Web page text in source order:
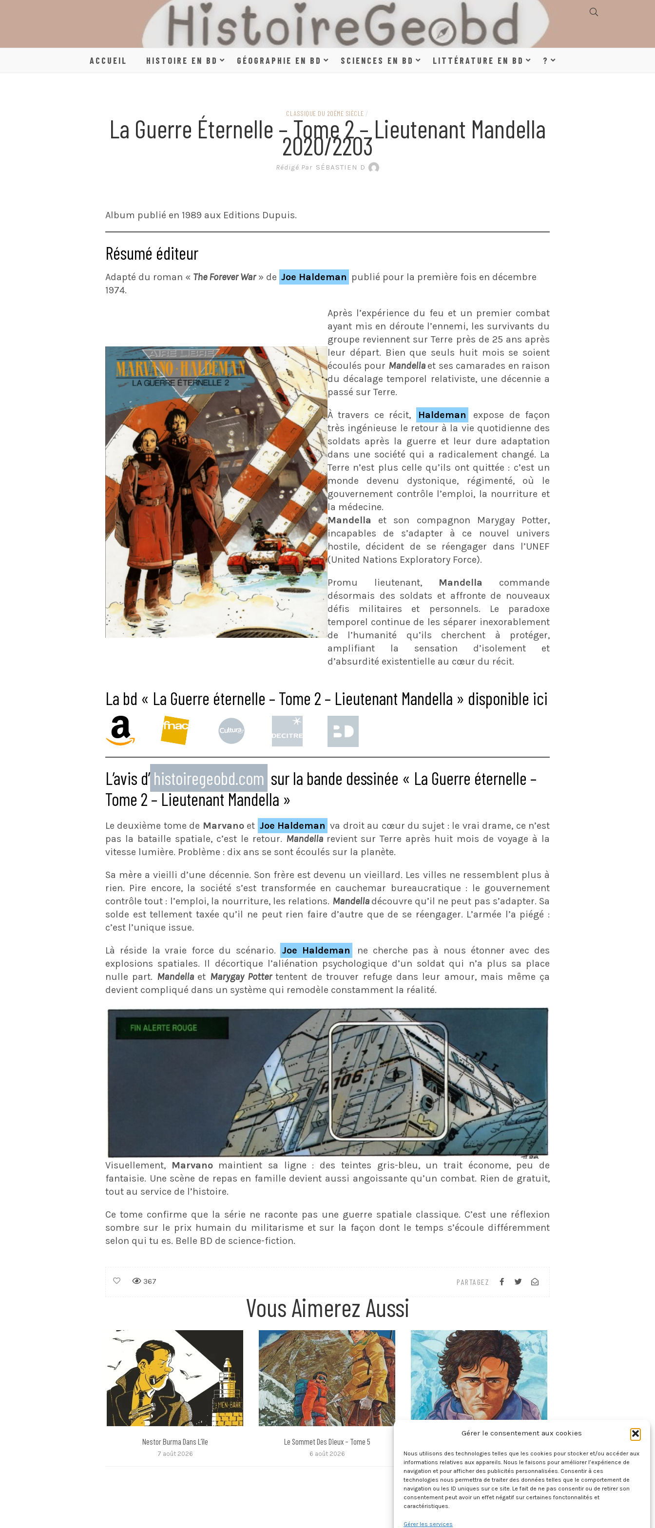
Gérer le consentement aux cookies
Nous utilisons des technologies telles que les cookies pour stocker et/ou accéder aux
informations relatives aux appareils. Nous le faisons pour améliorer l’expérience de
navigation et pour afficher des publicités personnalisées. Consentir à ces
technologies nous permettra de traiter des données telles que le comportement de
navigation ou les ID uniques sur ce site. Le fait de ne pas consentir ou de retirer son
consentement peut avoir un effet négatif sur certaines fonctonnalités et
caractéristiques.
Gérer les services
HISTOIRE, GÉOGRAPHIE,
SCIENCES, LITTÉRATURE
EN BANDE DESSINÉE
ACCUEIL HISTOIRE EN BD GÉOGRAPHIE EN BD SCIENCES EN BD LITTÉRATURE EN BD ?
CLASSIQUE DU 20ÈME SIÈCLE /
La Guerre Éternelle – Tome 2 – Lieutenant Mandella
2020/2203
Rédigé Par SÉBASTIEN D
Album publié en 1989 aux Editions Dupuis.
Résumé éditeur
Adapté du roman « The Forever War» de Joe Haldeman publié pour la première fois en décembre
1974.
Après l’expérience du feu et un premier combat
ayant mis en déroute l’ennemi, les survivants du
groupe reviennent sur Terre près de 25 ans après
leur départ. Bien que seuls huit mois se soient
écoulés pour Mandella et ses camarades en raison
du décalage temporel relativiste, une décennie a
passé sur Terre.
À travers ce récit, Haldeman
expose de façon
très ingénieuse le retour à la vie quotidienne des
soldats après la guerre et leur dure adaptation
dans une société qui a radicalement changé. La
Terre n’est plus celle qu’ils ont quittée : c’est un
monde devenu dystonique, régimenté, où le
gouvernement contrôle l’emploi, la nourriture et
la médecine.
Mandella et son compagnon Marygay Potter,
incapables de s’adapter à ce nouvel univers
hostile, décident de se réengager dans l’UNEF
(United Nations Exploratory Force).
Promu lieutenant, Mandella commande
désormais des soldats et affronte de nouveaux
défis militaires et personnels. Le paradoxe
temporel continue de les séparer inexorablement
de l’humanité qu’ils cherchent à protéger,
amplifiant la sensation d’isolement et
d’absurdité existentielle au cœur du récit.
La bd « La Guerre éternelle – Tome 2 – Lieutenant Mandella » disponible ici
L’avis d’ histoiregeobd.com sur la bande dessinée « La Guerre éternelle –
Tome 2 – Lieutenant Mandella »
Le deuxième tome de Marvano et Joe Haldeman va droit au cœur du sujet : le vrai drame, ce n’est
pas la bataille spatiale, c’est le retour. Mandella revient sur Terre après huit mois de voyage à la
vitesse lumière. Problème : dix ans se sont écoulés sur la planète.
Sa mère a vieilli d’une décennie. Son frère est devenu un vieillard. Les villes ne ressemblent plus à
rien. Pire encore, la société s’est transformée en cauchemar bureaucratique : le gouvernement
contrôle tout : l’emploi, la nourriture, les relations. Mandella découvre qu’il ne peut pas s’adapter. Sa
solde est tellement taxée qu’il ne peut rien faire d’autre que de se réengager. L’armée l’a piégé :
c’est l’unique issue.
Là réside la vraie force du scénario. Joe Haldeman
ne cherche pas à nous étonner avec des
explosions spatiales. Il décortique l’aliénation psychologique d’un soldat qui n’a plus sa place
nulle part. Mandella et Marygay Pottertentent de trouver refuge dans leur amour, mais même ça
devient compliqué dans un système qui remodèle constamment la réalité.
Visuellement, Marvano maintient sa ligne : des teintes gris-bleu, un trait économe, peu de
fantaisie. Une scène de repas en famille devient aussi angoissante qu’un combat. Rien de gratuit,
tout au service de l’histoire.
Ce tome confirme que la série ne raconte pas une guerre spatiale classique. C’est une réflexion
sombre sur le prix humain du militarisme et sur la façon dont le temps s’écoule différemment
selon qui tu es. Belle BD de science-fiction.
PARTAGEZ
367
Vous Aimerez Aussi
Nestor Burma Dans L’île
7 août 2026
Le Sommet Des Dieux – Tome 5
6 août 2026 6 août 2026